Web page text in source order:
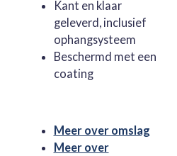
Kant en klaar
geleverd, inclusief
ophangsysteem
Beschermd met een
coating
Meer over omslag
Meer over